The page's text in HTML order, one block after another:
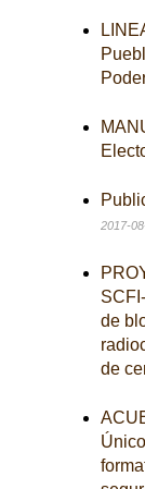
2017-
de
de